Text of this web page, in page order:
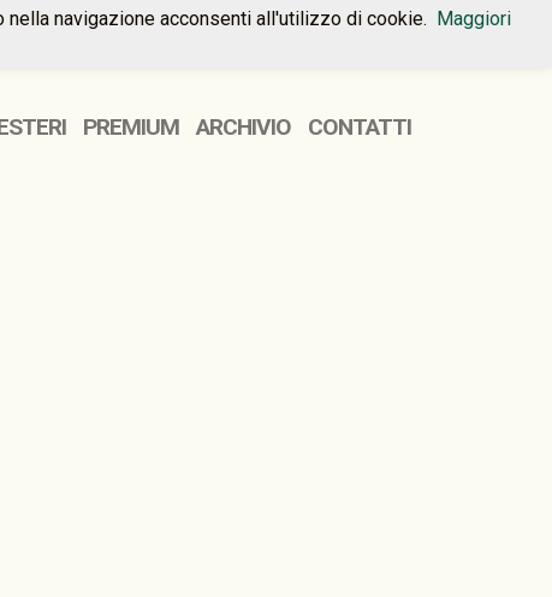
HOME PREMIUM CONTATTI
PREMIUM ARCHIVIO CONTATTI
navigazione acconsenti all'utilizzo di cookie. Maggiori